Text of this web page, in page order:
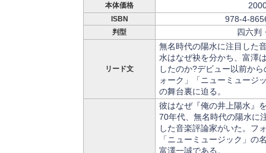
本体価格
ISBN 978-4-
判型 四六判
リード文
無名時代の陽水に注目した
水はなぜ袂を分かち、富澤
したのか?デビュー以前か
ォーク」「ニューミュージ
の舞台裏に迫る。
彼はなぜ『俺の井上陽水』
70年代、無名時代の陽水に
した音楽評論家がいた。フ
「ニューミュージック」の
富澤一誠である。